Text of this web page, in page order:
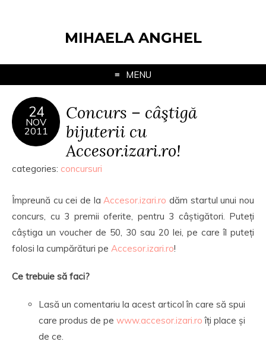
MIHAELA ANGHEL
MENU
24
NOV
2011
Concurs – câştigă
bijuterii cu
Accesor.izari.ro!
categories: concursuri
Împreună cu cei de laAccesor.izari.ro dăm startul unui nou
concurs, cu 3 premii oferite, pentru 3 câștigători. Puteți
câștiga un voucher de 50, 30 sau 20 lei, pe care îl puteți
folosi la cumpărături pe Accesor.izari.ro!
Ce trebuie să faci?
Lasă un comentariu la acest articol în care să spui
care produs de pe www.accesor.izari.ro îți place și
de ce.